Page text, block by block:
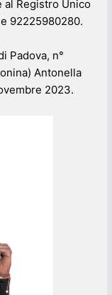
al Registro Unico
92225980280.
Padova, n°
Antonella
2023.